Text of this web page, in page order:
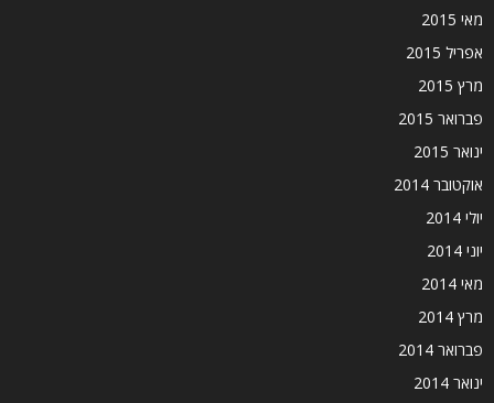
מאי 2015
אפריל 2015
מרץ 2015
פברואר 2015
ינואר 2015
אוקטובר 2014
יולי 2014
יוני 2014
מאי 2014
מרץ 2014
פברואר 2014
ינואר 2014